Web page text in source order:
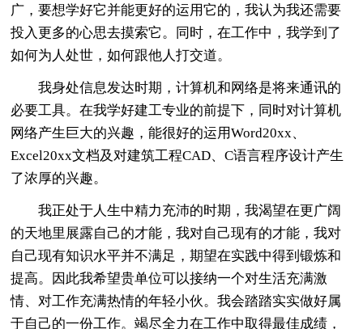
广，要想学好它并能更好的运用它的，我认为我还需要
投入更多的心思去摸索它。同时，在工作中，我学到了
如何为人处世，如何跟他人打交道。
我身处信息发达时期，计算机和网络是将来通讯的
必要工具。在我学好建工专业的前提下，同时对计算机
网络产生巨大的兴趣，能很好的运用Word20xx、
Excel20xx文档及对建筑工程CAD、C语言程序设计产生
了浓厚的兴趣。
我正处于人生中精力充沛的时期，我渴望在更广阔
的天地里展露自己的才能，我对自己现有的才能，我对
自己现有知识水平并不满足，期望在实践中得到锻炼和
提高。因此我希望贵单位可以接纳一个对生活充满激
情、对工作充满热情的年轻小伙。我会踏踏实实做好属
于自己的一份工作。竭尽全力在工作中取得最佳成绩，